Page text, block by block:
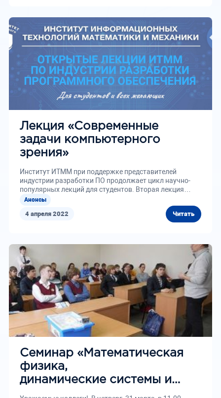
4 апреля 2022 Читать
Лекция «Современные
задачи компьютерного
зрения»
Институт ИТММ при поддержке представителей
индустрии разработки ПО продолжает цикл научно-
популярных лекций для студентов. Вторая лекция
состоится...
Анонсы
Семинар «Математическая
физика,
динамические системы и
бесконечномерный анализ»